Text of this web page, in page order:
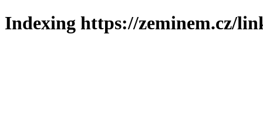
Indexing https://zeminem.cz/